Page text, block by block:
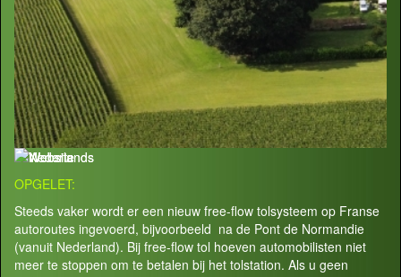
OPGELET:
Steeds vaker wordt er een nieuw free-flow tolsysteem op Franse
autoroutes ingevoerd, bijvoorbeeld na de Pont de Normandie
(vanuit Nederland). Bij free-flow tol hoeven automobilisten niet
meer te stoppen om te betalen bij het tolstation. Als u geen